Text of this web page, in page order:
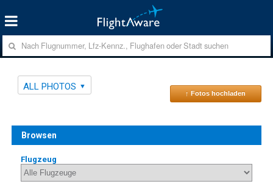
ALL PHOTOS
↑ Fotos hochladen
Browsen
Flugzeug